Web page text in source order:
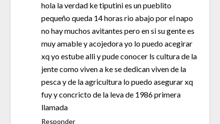
hola la verdad ke tiputini es un pueblito
pequeño queda 14 horas rio abajo por el napo
no hay muchos avitantes pero en si su gente es
muy amable y acojedora yo lo puedo acegirar
xq yo estube alli y pude conocer ls cultura de la
jente como viven a ke se dedican viven de la
pesca y de la agricultura lo puedo asegurar xq
fuy y concricto de la leva de 1986 primera
llamada
Responder